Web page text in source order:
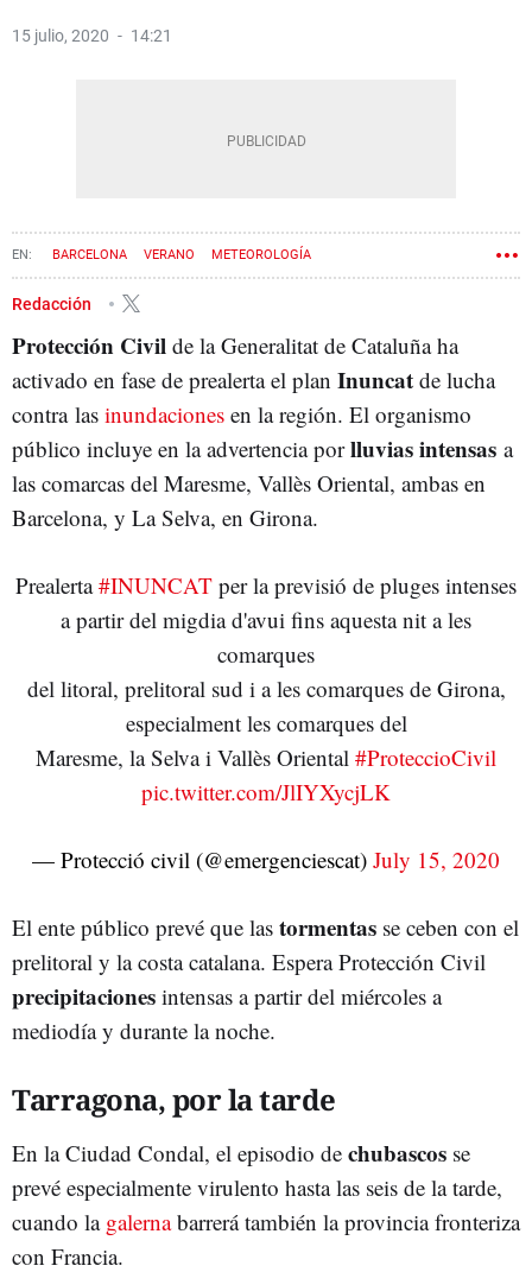
15 julio, 2020 14:21
BARCELONA VERANO METEOROLOGÍA
Redacción
Protección Civil de la Generalitat de Cataluña ha
activado en fase de prealerta el plan Inuncat de lucha
contra las inundaciones en la región. El organismo
público incluye en la advertencia porlluvias intensas a
las comarcas del Maresme, Vallès Oriental, ambas en
Barcelona, y La Selva, en Girona.
Prealerta#INUNCAT per la previsió de pluges intenses
a partir del migdia d'avui fins aquesta nit a les
comarques
del litoral, prelitoral sud i a les comarques de Girona,
especialment les comarques del
Maresme, la Selva i Vallès Oriental #ProteccioCivil
pic.twitter.com/JlIYXycjLK
— Protecció civil (@emergenciescat) July 15, 2020
El ente público prevé que las tormentas se ceben con el
prelitoral y la costa catalana. Espera Protección Civil
precipitaciones intensas a partir del miércoles a
mediodía y durante la noche.
Tarragona, por la tarde
En la Ciudad Condal, el episodio de chubascos se
prevé especialmente virulento hasta las seis de la tarde,
cuando la galernabarrerá también la provincia fronteriza
con Francia.